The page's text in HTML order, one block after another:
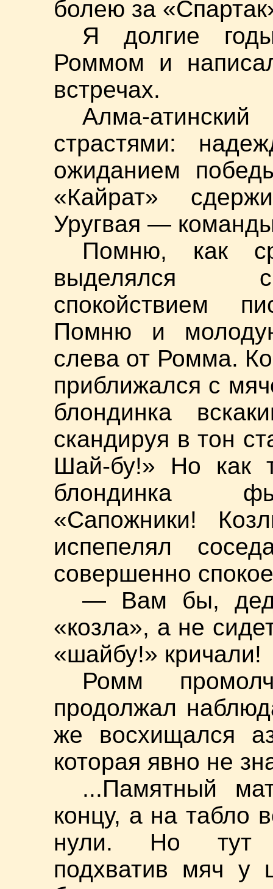
болею за
Я долгие
Роммом и
встречах.
Алма-
страстями:
ожиданием
«Кайрат»
Уругвая —
Помню, как
выделялся
спокойствием
Помню и
слева от Ромма.
приближался с
блондинка
скандируя в тон
Шай-бу!» Но как
блондинка
«Сапожники!
испепелял
совершенно
— Вам бы,
«козла», а не
«шайбу!» кричали!
Ромм
продолжал
же восхищался
которая явно не
...Памятный
концу, а на табло
нули. Но тут
подхватив мяч у